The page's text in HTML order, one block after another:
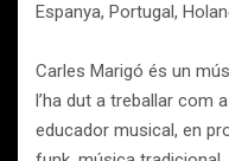
Espanya, Portugal,
Carles Marigó és un
l’ha dut a treballar com
educador musical, en